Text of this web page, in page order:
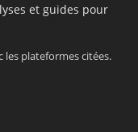
et guides pour
plateformes citées.